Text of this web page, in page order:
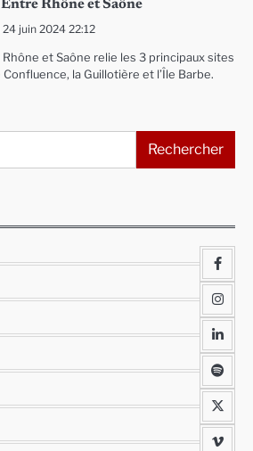
Rhône et Saône
24 juin 2024 22:12
et Saône relie les 3 principaux sites
la Guillotière et l’Île Barbe.
Rechercher